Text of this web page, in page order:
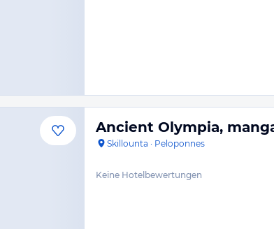
Ancient Olympia,
Skillounta · Peloponnes
Keine Hotelbewertungen